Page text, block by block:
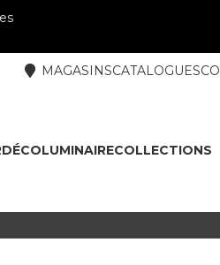
MAGASINSCATALOGUES
DÉCOLUMINAIRECOLLECTIONS